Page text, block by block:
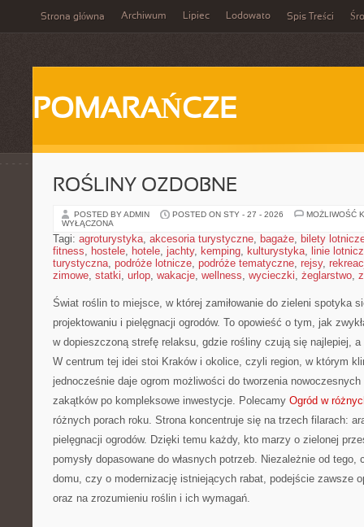
Strona główna Archiwum Lipiec Lodowato Spis Treści
POMARAŃCZE
ROŚLINY OZDOBNE
POSTED BY ADMIN POSTED ON STY - 27 - 2026
MOŻLIWOŚĆ
WYŁĄCZONA
Tagi: agroturystyka, akcesoria turystyczne, bagaże, bilety
fitness, hostele, hotele, jachty, kemping, kulturystyka, linie
turystyczna, podróże lotnicze, podróże tematyczne, rejsy,
zimowe, statki, urlop, wakacje, wellness, wycieczki, żeglarstwo,
Świat roślin to miejsce, w której zamiłowanie do zieleni spotyka
projektowaniu i pielęgnacji ogrodów. To opowieść o tym, jak
w dopieszczoną strefę relaksu, gdzie rośliny czują się najlepiej, a
W centrum tej idei stoi Kraków i okolice, czyli region, w którym
jednocześnie daje ogrom możliwości do tworzenia nowoczesnych
zakątków po kompleksowe inwestycje. Polecamy Ogród w
różnych porach roku. Strona koncentruje się na trzech filarach:
pielęgnacji ogrodów. Dzięki temu każdy, kto marzy o zielonej
pomysły dopasowane do własnych potrzeb. Niezależnie od
domu, czy o modernizację istniejących rabat, podejście zawsze
oraz na zrozumieniu roślin i ich wymagań.